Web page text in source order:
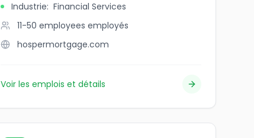
Industrie: Financial Services
11-50 employees employés
hospermortgage.com
Voir les emplois et détails